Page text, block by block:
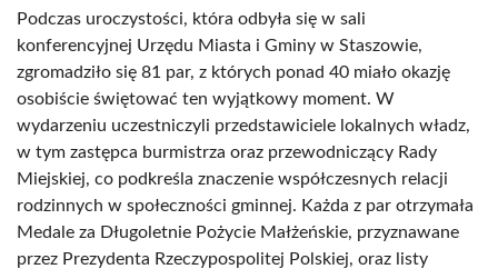
Podczas uroczystości, która odbyła się w sali
konferencyjnej Urzędu Miasta i Gminy w Staszowie,
zgromadziło się 81 par, z których ponad 40 miało okazję
osobiście świętować ten wyjątkowy moment. W
wydarzeniu uczestniczyli przedstawiciele lokalnych władz,
w tym zastępca burmistrza oraz przewodniczący Rady
Miejskiej, co podkreśla znaczenie współczesnych relacji
rodzinnych w społeczności gminnej. Każda z par otrzymała
Medale za Długoletnie Pożycie Małżeńskie, przyznawane
przez Prezydenta Rzeczypospolitej Polskiej, oraz listy